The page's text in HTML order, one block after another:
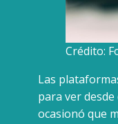
Crédito:
Las
para ver
ocasionó que